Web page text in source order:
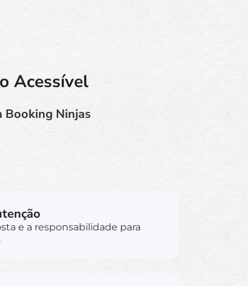
Acessível
Booking Ninjas
e a responsabilidade para